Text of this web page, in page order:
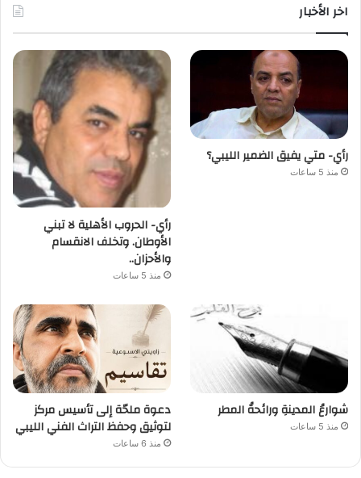
اخر الأخبار
رأي- متي يفيق الضمير الليبي؟
منذ 5 ساعات
رأي- الحروب الأهلية لا تبني
الأوطان. وتخلف الانقسام
والأحزان..
منذ 5 ساعات
شوارعُ المدينةِ ورائحةُ المطر
منذ 5 ساعات
دعوة ملحّة إلى تأسيس مركز
لتوثيق وحفظ التراث الفني الليبي
منذ 6 ساعات